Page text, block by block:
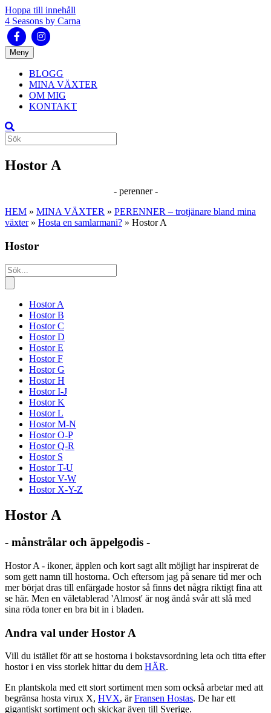
Hoppa till innehåll
4 Seasons by Carna
FacebookInstagram
Meny
BLOGG
MINA VÄXTER
OM MIG
KONTAKT
Hostor A
- perenner -
HEM » MINA VÄXTER » PERENNER – trotjänare bland mina
växter» Hosta en samlarmani? » Hostor A
Hostor
Hostor A
Hostor B
Hostor C
Hostor D
Hostor E
Hostor F
Hostor G
Hostor H
Hostor I-J
Hostor K
Hostor L
Hostor M-N
Hostor O-P
Hostor Q-R
Hostor S
Hostor T-U
Hostor V-W
Hostor X-Y-Z
Hostor A
- månstrålar och äppelgodis -
Hostor A - ikoner, äpplen och kort sagt allt möjligt har inspirerat de
som gett namn till hostorna. Och eftersom jag på senare tid mer och
mer börjat dras till enfärgade hostor så finns det några riktigt fina att
se här. Men en väletablerad 'Almost' är nog ändå svår att slå med
sina röda toner en bra bit in i bladen.
Andra val under Hostor A
Vill du istället för att se hostorna i bokstavsordning leta och titta efter
hostor i en viss storlek hittar du dem HÄR.
En plantskola med ett stort sortiment men som också arbetar med att
begränsa hosta virux X, HVX, ärFransen Hostas. De har ett
gigantiskt sortiment och skickar även till Sverige.